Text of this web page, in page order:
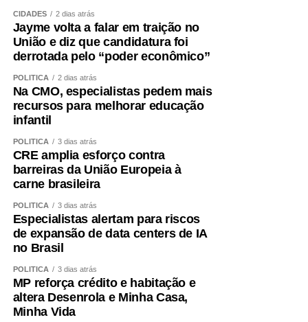
A partir dessa decisão, compromissos foram assumidos,
pessoas foram mobilizadas, estratégias foram definidas e
todo um projeto de campanha começou a ser estruturado.
na seriedade de uma decisão tomada por quem pretende
governar Mato Grosso.
de que outro nome será indicado para ocupar a vaga de
vice.
Trata-se da forma como a política é conduzida.
Quem pretende governar um Estado precisa, antes de
respeitar compromissos, aliados e pessoas que
aceitaram caminhar ao seu lado. Não é possível pedir
confiança a mais de três milhões de mato-grossenses
CIDADES 2 dias atrás
Jayme volta a falar em traição no
União e diz que candidatura foi
derrotada pelo “poder econômico”
POLÍTICA 2 dias atrás
Na CMO, especialistas pedem mais
recursos para melhorar educação
infantil
POLÍTICA 3 dias atrás
CRE amplia esforço contra
barreiras da União Europeia à
carne brasileira
POLÍTICA 3 dias atrás
Especialistas alertam para riscos
de expansão de data centers de IA
no Brasil
POLÍTICA 3 dias atrás
MP reforça crédito e habitação e
altera Desenrola e Minha Casa,
Minha Vida